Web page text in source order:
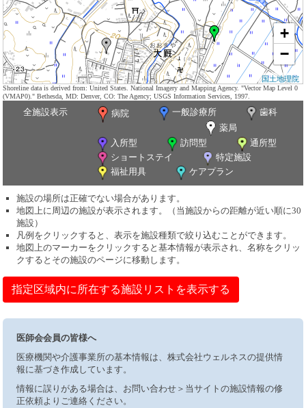
+
−
国土地理院
Shoreline data is derived from: United States. National Imagery and Mapping Agency. "Vector Map Level 0
(VMAP0)." Bethesda, MD: Denver, CO: The Agency; USGS Information Services, 1997.
全施設表示 病院 一般診療所
歯科
薬局
入所型
訪問型
通所型
ショートステイ
特定施設
福祉用具
ケアプラン
施設の場所は正確でない場合があります。
地図上に周辺の施設が表示されます。（当施設からの距離が近い順に30
施設）
凡例をクリックすると、表示を施設種類で絞り込むことができます。
地図上のマーカーをクリックすると基本情報が表示され、名称をクリッ
クするとその施設のページに移動します。
指定区域内に所在する施設リストを表示する
医師会会員の皆様へ
医療機関や介護事業所の基本情報は、株式会社ウェルネスの提供情
報に基づき作成しています。
情報に誤りがある場合は、お問い合わせ＞当サイトの施設情報の修
正依頼よりご連絡ください。